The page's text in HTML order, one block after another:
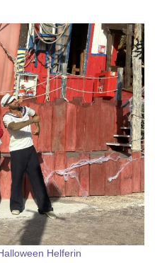
Helferin